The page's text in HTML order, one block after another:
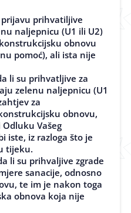
prijavu prihvatiljive
naljepnicu (U1 ili U2)
obnovu
pomoć), ali ista nije
li su prihvatljive za
zelenu naljepnicu (U1
za
obnovu,
Vašeg
iste, iz razloga što je
tijeku.
li su prihvaljive zgrade
sanacije, odnosno
te im je nakon toga
obnova koja nije